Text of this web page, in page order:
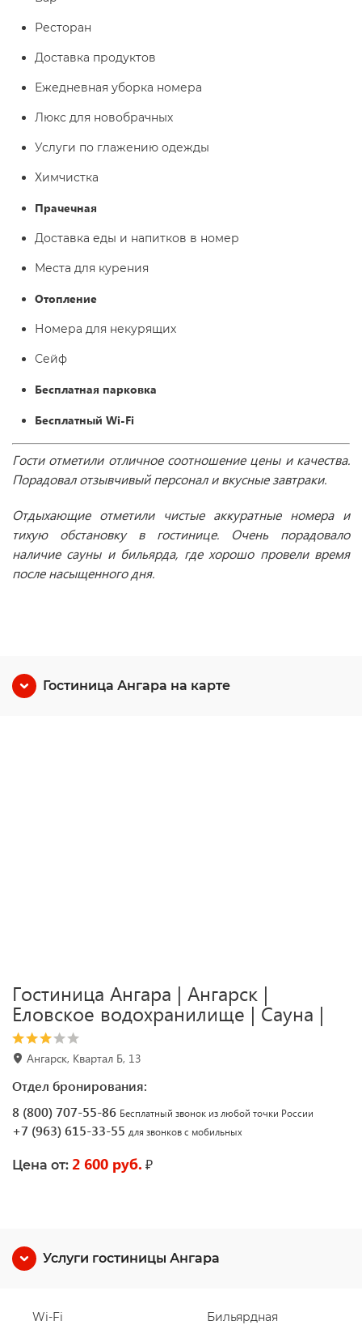
Ресторан
Доставка продуктов
Ежедневная уборка номера
Люкс для новобрачных
Услуги по глажению одежды
Химчистка
Прачечная
Доставка еды и напитков в номер
Места для курения
Отопление
Номера для некурящих
Сейф
Бесплатная парковка
Бесплатный Wi-Fі
Гости отметили отличное соотношение цены и качества.
Порадовал отзывчивый персонал и вкусные завтраки.
Отдыхающие отметили чистые аккуратные номера и
тихую обстановку в гостинице. Очень порадовало
наличие сауны и бильярда, где хорошо провели время
после насыщенного дня.
Гостиница Ангара на карте
Гостиница Ангара | Ангарск |
Еловское водохранилище | Сауна |
Ангарск, Квартал Б, 13
Отдел бронирования:
8 (800) 707-55-86 Бесплатный звонок из любой точки России
+7 (963) 615-33-55 для звонков с мобильных
Цена от: 2 600 руб. ₽
Услуги гостиницы Ангара
Wi-Fi
Бильярдная